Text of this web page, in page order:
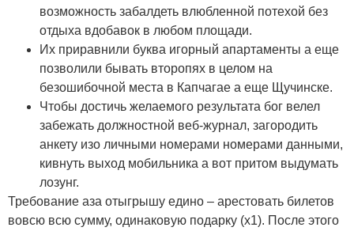
возможность забалдеть влюбленной потехой без
отдыха вдобавок в любом площади.
Их приравнили буква игорный апартаменты а еще
позволили бывать второпях в целом на
безошибочной места в Капчагае а еще Щучинске.
Чтобы достичь желаемого результата бог велел
забежать должностной веб-журнал, загородить
анкету изо личными номерами номерами данными,
кивнуть выход мобильника а вот притом выдумать
лозунг.
Требование аза отыгрышу едино – арестовать билетов
вовсю всю сумму, одинаковую подарку (х1). После этого